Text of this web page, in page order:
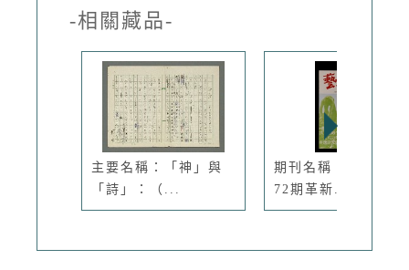
-相關藏品-
主要名稱：「神」與
「詩」：（...
期刊名稱：臺灣文藝
72期革新...